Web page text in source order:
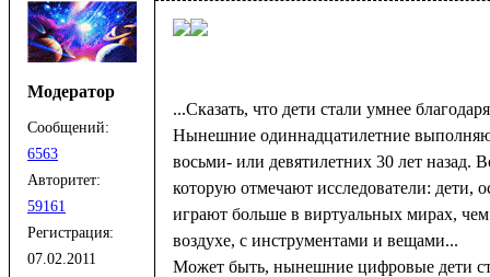
Модератор
Сообщений:
6563
Авторитет:
59161
Регистрация:
07.02.2011
...Сказать, что дети стали умнее
Нынешние одиннадцатилетние
восьми- или девятилетних 30 лет назад.
которую отмечают исследователи: дети,
играют больше в виртуальных мирах,
воздухе, с инструментами и вещами...
Может быть, нынешние цифровые дети